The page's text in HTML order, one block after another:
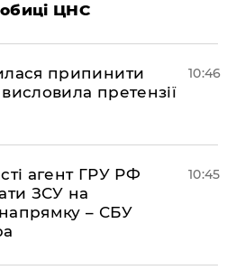
ЦНС
припинити
висловила претензії
10:46
агент ГРУ РФ
ЗСУ на
– СБУ
10:45